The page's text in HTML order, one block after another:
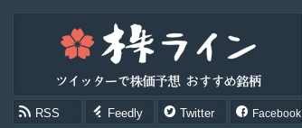
RSS Feedly Twitter Facebook